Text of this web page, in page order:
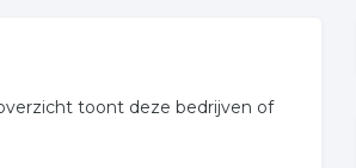
toont deze bedrijven of